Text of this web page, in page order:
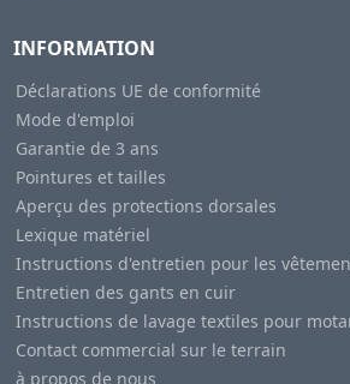
INFORMATION
Déclarations UE de conformité
Mode d'emploi
Garantie de 3 ans
Pointures et tailles
Aperçu des protections dorsales
Lexique matériel
Instructions d'entretien pour les
Entretien des gants en cuir
Instructions de lavage textiles pour
Contact commercial sur le terrain
à propos de nous